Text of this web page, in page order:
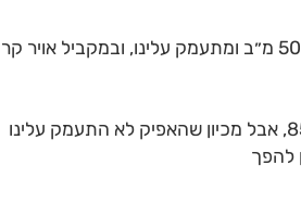
אבל הבסיסי ביותר הם אפיק קרקעי שיורד עלינו בשכבת ה500 מ״ב ומתעמק עלינו, ובמקביל אויר קר
למשל יכול להיות תנאים מתאימים וקור מספיק בשכבת ה850, אבל מכיון שהאפיק לא התעמק עלינו